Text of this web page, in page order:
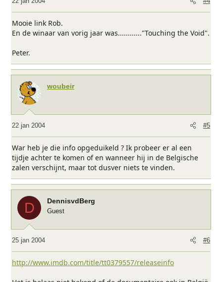
Mooie link Rob.
En de winaar van vorig jaar was............"Touching the Void".
Peter.
woubeir
22 jan 2004 #5
War heb je die info opgeduikeld ? Ik probeer er al een
tijdje achter te komen of en wanneer hij in de Belgische
zalen verschijnt, maar tot dusver niets te vinden.
D DennisvdBerg
Guest
25 jan 2004 #6
http://www.imdb.com/title/tt0379557/releaseinfo